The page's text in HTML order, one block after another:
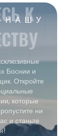
НАШУ
К
Боснии и
Откройте
которые
ни
и станьте